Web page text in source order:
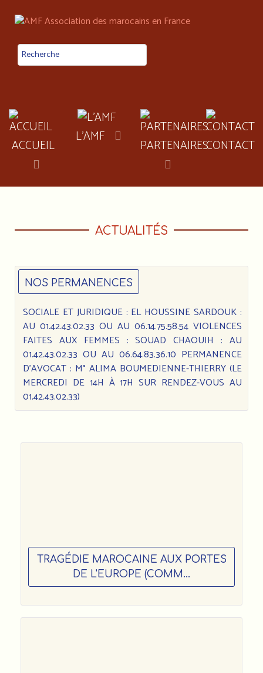
ACCUEIL L'AMF PARTENAIRESCONTACT
ACTUALITÉS
NOS PERMANENCES
SOCIALE ET JURIDIQUE : EL HOUSSINE SARDOUK :
AU 01.42.43.02.33 OU AU 06.14.75.58.54 VIOLENCES
FAITES AUX FEMMES : SOUAD CHAOUIH : AU
01.42.43.02.33 OU AU 06.64.83.36.10 PERMANENCE
D’AVOCAT : M° ALIMA BOUMEDIENNE-THIERRY (LE
MERCREDI DE 14H À 17H SUR RENDEZ-VOUS AU
01.42.43.02.33)
TRAGÉDIE MAROCAINE AUX PORTES
DE L'EUROPE (COMM...